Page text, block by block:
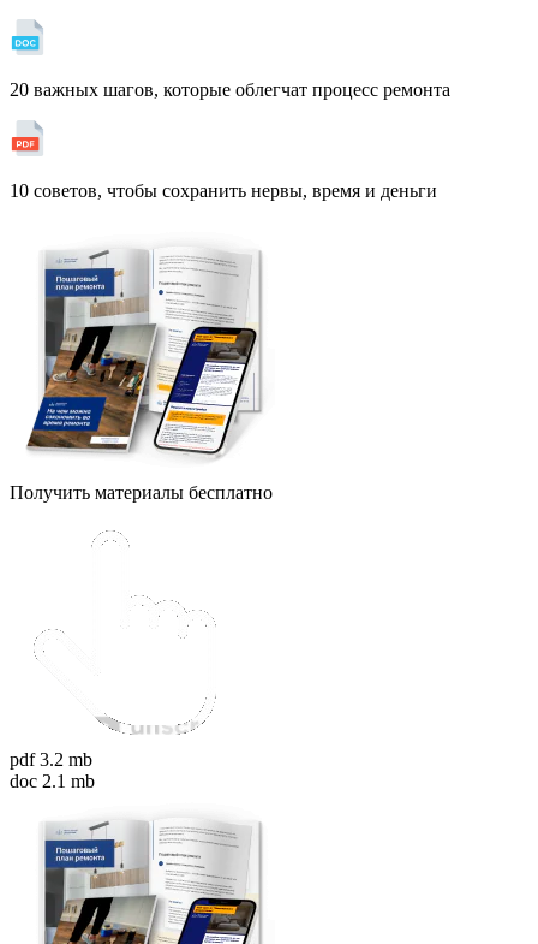
20 важных шагов, которые облегчат процесс ремонта
10 советов, чтобы сохранить нервы, время и деньги
Получить материалы бесплатно
pdf 3.2 mb
doc 2.1 mb